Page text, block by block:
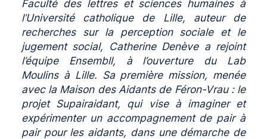
Faculté des lettres et sciences humaines à
l’Université catholique de Lille, auteur de
recherches sur la perception sociale et le
jugement social, Catherine Denève a rejoint
l’équipe Ensembll, à l’ouverture du Lab
Moulins à Lille. Sa première mission, menée
avec la Maison des Aidants de Féron-Vrau : le
projet Supairaidant, qui vise à imaginer et
expérimenter un accompagnement de pair à
pair pour les aidants, dans une démarche de